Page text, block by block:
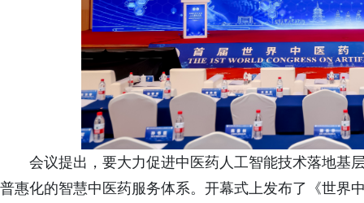
会议提出，要大力促进中医药人工智能技术落地基
普惠化的智慧中医药服务体系。开幕式上发布了《世界